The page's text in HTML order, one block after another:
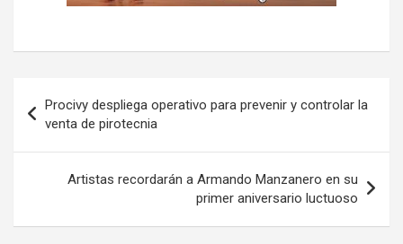
de
entradas
Procivy despliega operativo para prevenir y controlar la
venta de pirotecnia
Artistas recordarán a Armando Manzanero en su
primer aniversario luctuoso